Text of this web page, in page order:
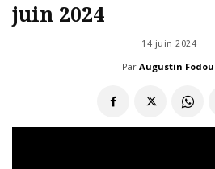
juin 2024
14 juin 2024
Par Augustin Fodou